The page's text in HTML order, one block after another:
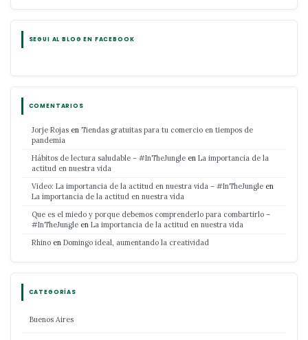
SEGUI AL BLOG EN FACEBOOK
COMENTARIOS
Jorje Rojas en Tiendas gratuitas para tu comercio en tiempos de
pandemia
Hábitos de lectura saludable – #InTheJungle en La importancia de la
actitud en nuestra vida
Video: La importancia de la actitud en nuestra vida – #InTheJungle en
La importancia de la actitud en nuestra vida
Que es el miedo y porque debemos comprenderlo para combartirlo –
#InTheJungle en La importancia de la actitud en nuestra vida
Rhino en Domingo ideal, aumentando la creatividad
CATEGORÍAS
Buenos Aires